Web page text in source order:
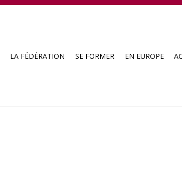
LA FÉDÉRATION SE FORMER EN EUROPE